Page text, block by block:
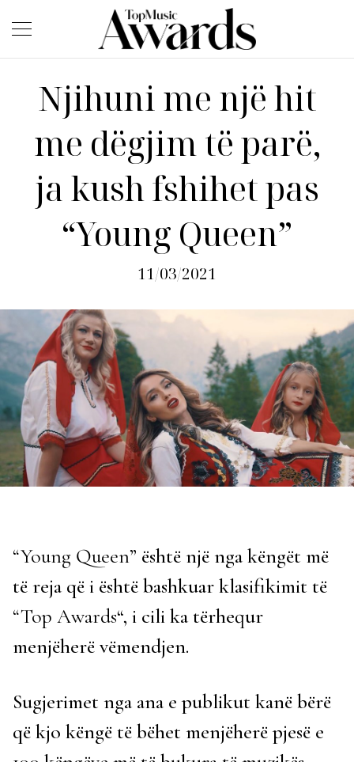
Njihuni me një hit
me dëgjim të parë,
ja kush fshihet pas
“Young Queen”
11/03/2021
“Young Queen” është një nga këngët më
të reja që i është bashkuar klasifikimit të
“Top Awards“, i cili ka tërhequr
menjëherë vëmendjen.
Sugjerimet nga ana e publikut kanë bërë
që kjo këngë të bëhet menjëherë pjesë e